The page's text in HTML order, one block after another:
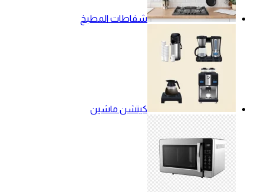
شفاطات المطبخ
كيتشن ماشين